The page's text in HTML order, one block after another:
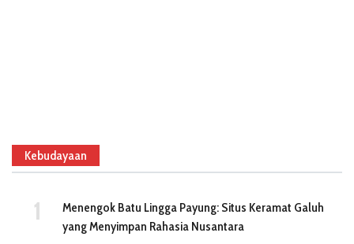
Kebudayaan
Menengok Batu Lingga Payung: Situs Keramat Galuh
yang Menyimpan Rahasia Nusantara